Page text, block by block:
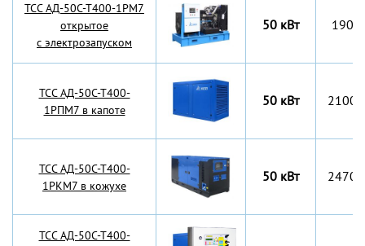
TCC АД-50С-Т400-1РМ7
открытое
с электрозапуском
50 кВт
TCC АД-50С-Т400-
1РПМ7 в капоте
50 кВт
TCC АД-50С-Т400-
1РКМ7 в кожухе
50 кВт
TCC АД-50С-Т400-